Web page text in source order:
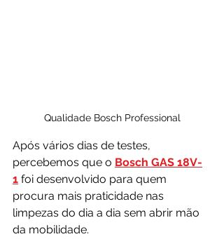
Qualidade Bosch Professional
Após vários dias de testes,
percebemos que o Bosch GAS 18V-
1 foi desenvolvido para quem
procura mais praticidade nas
limpezas do dia a dia sem abrir mão
da mobilidade.